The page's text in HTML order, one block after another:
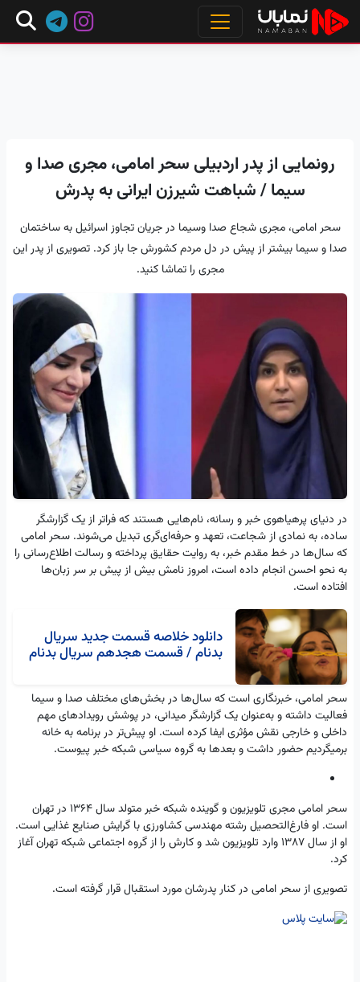
رونمایی از پدر اردبیلی سحر امامی، مجری صدا و
سیما / شباهت شیرزن ایرانی به پدرش
سحر امامی، مجری شجاع صدا وسیما در جریان تجاوز اسرائیل به ساختمان
صدا و سیما بیشتر از پیش در دل مردم کشورش جا باز کرد. تصویری از پدر این
مجری را تماشا کنید.
در دنیای پرهیاهوی خبر و رسانه، نام‌هایی هستند که فراتر از یک گزارشگر
ساده، به نمادی از شجاعت، تعهد و حرفه‌ای‌گری تبدیل می‌شوند. سحر امامی
که سال‌ها در خط مقدم خبر، به روایت حقایق پرداخته و رسالت اطلاع‌رسانی را
به نحو احسن انجام داده است، امروز نامش بیش از پیش بر سر زبان‌ها
افتاده است.
دانلود خلاصه قسمت جدید سریال
بدنام / قسمت هجدهم سریال بدنام
سحر امامی، خبرنگاری است که سال‌ها در بخش‌های مختلف صدا و سیما
فعالیت داشته و به‌عنوان یک گزارشگر میدانی، در پوشش رویداد‌های مهم
داخلی و خارجی نقش مؤثری ایفا کرده است. او پیش‌تر در برنامه به خانه
برمیگردیم حضور داشت و بعد‌ها به گروه سیاسی شبکه خبر پیوست.
سحر امامی مجری تلویزیون و گوینده شبکه خبر متولد سال 1364 در تهران
است. او فارغ‌التحصیل رشته مهندسی کشاورزی با گرایش صنایع غذایی است.
او از سال 1387 وارد تلویزیون شد و کارش را از گروه اجتماعی شبکه تهران آغاز
کرد.
تصویری از سحر امامی در کنار پدرشان مورد استقبال قرار گرفته است.